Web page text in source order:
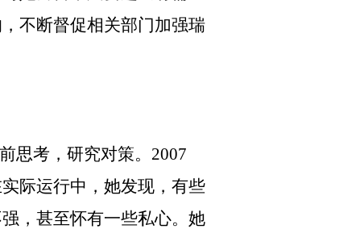
不断督促相关部门加强瑞
思考，研究对策。 2007
际运行中，她发现，有些
，甚至怀有一些私心。她